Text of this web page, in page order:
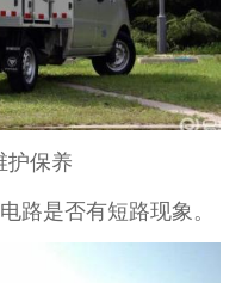
护保养
是否有短路现象。